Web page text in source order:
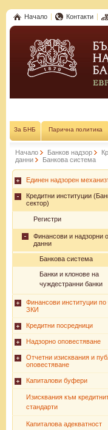
Начало Контакти
За БНБ Парична политика
Начало Банков надзор
данни
Банкова система
Единен надзорен
Кредитни институции
сектор)
Регистри
Финансови и надзорни
данни
Банкова система
Банки и клонове на
чуждестранни банки
Финансови институции по
ЗКИ
Кредитни посредници
Надзорно оповестяване
Отчетни изисквания и
оповестяване
Капиталови буфери
Изисквания към
стандарти
Капиталова адекватност